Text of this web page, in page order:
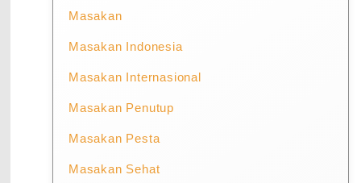
Masakan
Masakan Indonesia
Masakan Internasional
Masakan Penutup
Masakan Pesta
Masakan Sehat